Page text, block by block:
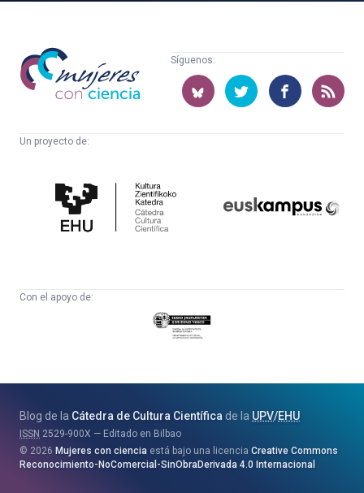
Mujeres
con
ciencia
Síguenos:
Un proyecto de:
Cultura
Científica
Con el apoyo de:
Eusko
Jaurlaritza
eta
Berrikuntza
Saila
Blog de la Cátedra de Cultura Científica de la UPV/EHU
ISSN 2529-900X
Editado en Bilbao
2026 Mujeres con ciencia está bajo una licencia Creative Commons
Reconocimiento-NoComercial-SinObraDerivada 4.0 Internacional